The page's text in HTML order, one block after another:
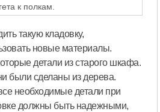
к полкам.
такую кладовку,
новые материалы.
детали из старого шкафа.
были сделаны из дерева.
необходимые детали при
должны быть надежными,